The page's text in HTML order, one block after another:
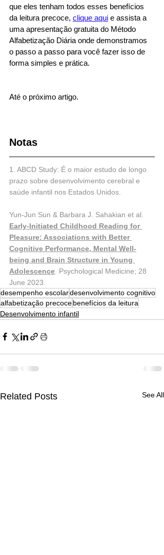
que eles tenham todos esses benefícios
da leitura precoce, clique aqui e assista a
uma apresentação gratuita do Método
Alfabetização Diária onde demonstramos
o passo a passo para você fazer isso de
forma simples e prática.
Até o próximo artigo.
Notas
1. ABCD Study: É o maior estudo de longo
prazo sobre desenvolvimento cerebral e
saúde infantil nos Estados Unidos.
Yun-Jun Sun & Barbara J. Sahakian et al.
Early-Initiated Childhood Reading for
Pleasure: Associations with Better
Cognitive Performance, Mental Well-
being and Brain Structure in Young
Adolescence . Psychological Medicine; 28
June 2023.
desempenho escolardesenvolvimento cognitivo
alfabetização precocebenefícios da leitura
Desenvolvimento infantil
Related Posts See All